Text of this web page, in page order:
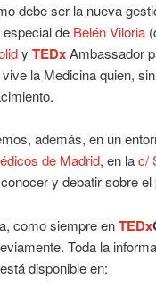
debe ser la nueva
de Belén Viloria
y TEDxAmbassador
la Medicina quien,
además, en un
de Madrid, en lac/
y debatir sobre
como siempre enTEDx
Toda la
disponible en: